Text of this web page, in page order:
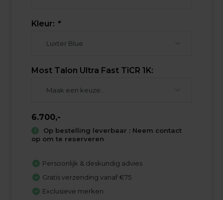
Kleur: *
Most Talon Ultra Fast TiCR 1K:
6.700,-
Op bestelling leverbaar : Neem contact
op om te reserveren
Persoonlijk & deskundig advies
Gratis verzending vanaf €75
Exclusieve merken